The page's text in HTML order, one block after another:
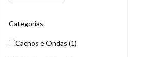
Categorias
Cachos e Ondas (1)